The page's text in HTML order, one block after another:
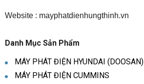
Website : mayphatdienhungthinh.vn
Danh Mục Sản Phẩm
MÁY PHÁT ĐIỆN HYUNDAI (DOOSAN)
MÁY PHÁT ĐIỆN CUMMINS